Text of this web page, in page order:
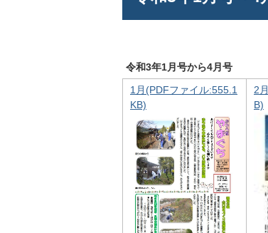
令和3年1月号から4月号
1月(PDFファイル:555.1
KB)
2
B)